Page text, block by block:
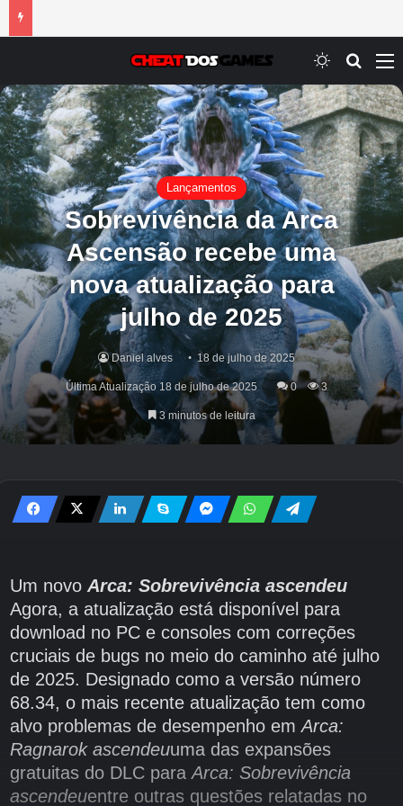
Switch skin
Lançamentos
Sobrevivência da Arca
Ascensão recebe uma
nova atualização para
julho de 2025
Daniel alves 18 de julho de 2025
Última Atualização 18 de julho de 2025 0 3
3 minutos de leitura
Um novo Arca: Sobrevivência ascendeu
Agora, a atualização está disponível para
download no PC e consoles com correções
cruciais de bugs no meio do caminho até julho
de 2025. Designado como a versão número
68.34, o mais recente atualização tem como
alvo problemas de desempenho em Arca:
Ragnarok ascendeuuma das expansões
gratuitas do DLC para Arca: Sobrevivência
ascendeuentre outras questões relatadas no